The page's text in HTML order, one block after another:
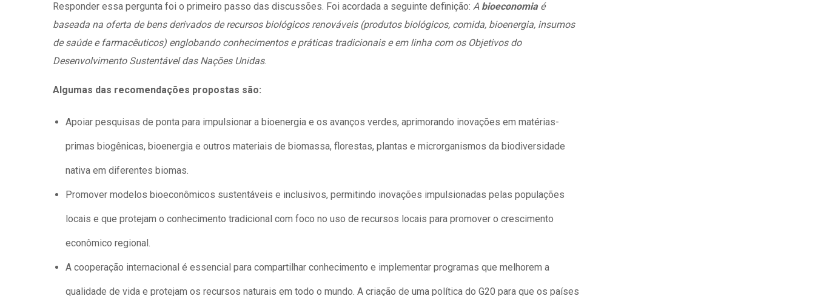
Responder essa pergunta foi o primeiro passo das discussões. Foi acordada a seguinte definição: A bioeconomiaé
baseada na oferta de bens derivados de recursos biológicos renováveis (produtos biológicos, comida, bioenergia, insumos
de saúde e farmacêuticos) englobando conhecimentos e práticas tradicionais e em linha com os Objetivos do
Desenvolvimento Sustentável das Nações Unidas.
Algumas das recomendações propostas são:
Apoiar pesquisas de ponta para impulsionar a bioenergia e os avanços verdes, aprimorando inovações em matérias-
primas biogênicas, bioenergia e outros materiais de biomassa, florestas, plantas e microrganismos da biodiversidade
nativa em diferentes biomas.
Promover modelos bioeconômicos sustentáveis e inclusivos, permitindo inovações impulsionadas pelas populações
locais e que protejam o conhecimento tradicional com foco no uso de recursos locais para promover o crescimento
econômico regional.
A cooperação internacional é essencial para compartilhar conhecimento e implementar programas que melhorem a
qualidade de vida e protejam os recursos naturais em todo o mundo. A criação de uma política do G20 para que os países